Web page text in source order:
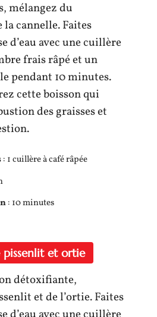
mélangez du
cannelle. Faites
d’eau avec une cuillère
frais râpé et un
pendant 10 minutes.
cette boisson qui
des graisses et
: 1 cuillère à café râpée
: 10 minutes
et ortie
détoxifiante,
et de l’ortie. Faites